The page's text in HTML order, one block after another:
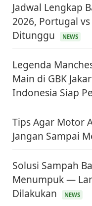
Jadwal Lengkap
2026, Portugal
Ditunggu
NEWS
Legenda
Main di GBK
Indonesia Siap
Tips Agar Motor
Jangan Sampai
Solusi Sampah
Menumpuk —
Dilakukan
NEWS